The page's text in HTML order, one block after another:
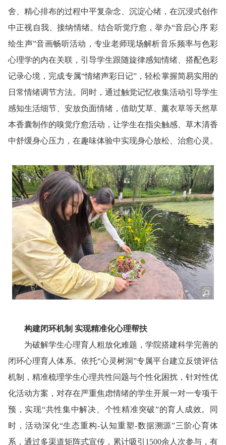
舍、精心排布的过程中平复杂念、沉淀心绪，在沉浸式创作
中正视自我、接纳情绪。结合听觉疗愈，举办“音启心序 彩
绘生声”音画畅听活动，专业老师现场解析音乐频率与色彩
心理学的内在关联，引导学生跟随旋律感知情绪、搭配色彩
记录心境，完成专属“情绪声彩日记”，轻松掌握简易实用的
日常情绪调节方法。同时，通过触觉记忆收集活动引导学生
感知生活细节、安放负面情绪，借助艾草、薰衣草等天然草
本香囊制作的嗅觉疗愈活动，让学生在指尖触感、草木清香
中舒缓身心压力，在趣味体验中实现身心放松、治愈心灵。
构建闭环机制 实现精准化心理帮扶
为破解学生心理育人粗放化难题，学院搭建科学完善的
闭环心理育人体系。依托“心灵树洞”专属平台建立反馈评估
机制，精准梳理学生心理共性问题与个性化困扰，针对性优
化活动方案，对存在严重焦虑情绪的学生开展一对一专项干
预，实现“共性集中解决、个性精准突破”的育人成效。同
时，活动深化“生态重构-认知重塑-数据溯源”三阶心育体
系，通过多渠道矩阵式宣传，累计吸引1500余人次参与，有